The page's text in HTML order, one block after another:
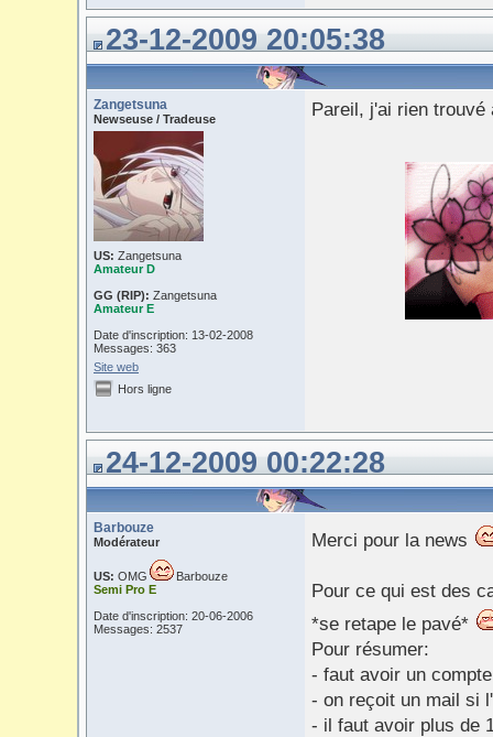
23-12-2009 20:05:38
Zangetsuna
Newseuse / Tradeuse
US: Zangetsuna
Amateur D
GG (RIP): Zangetsuna
Amateur E
Date d'inscription: 13-02-2008
Messages: 363
Site web
Pareil, j'ai rien trouvé
Hors ligne
24-12-2009 00:22:28
Barbouze
Modérateur
US: OMG
Barbouze
Semi Pro E
Date d'inscription: 20-06-2006
Messages: 2537
Merci pour la news
Pour ce qui est des
*se retape le pavé*
Pour résumer:
- faut avoir un
- on reçoit un mail si
- il faut avoir plus de